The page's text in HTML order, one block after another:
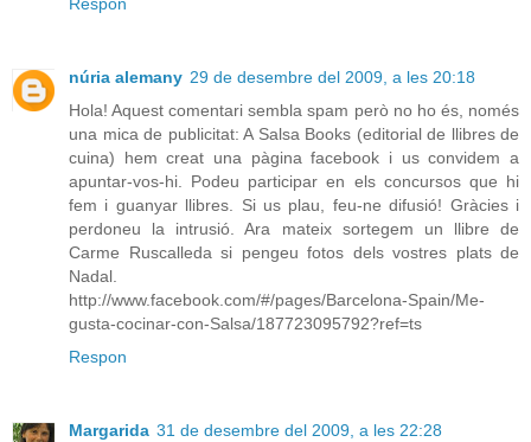
Respon
núria alemany 29 de desembre del 2009, a les 20:18
Hola! Aquest comentari sembla spam però no ho és, només
una mica de publicitat: A Salsa Books (editorial de llibres de
cuina) hem creat una pàgina facebook i us convidem a
apuntar-vos-hi. Podeu participar en els concursos que hi
fem i guanyar llibres. Si us plau, feu-ne difusió! Gràcies i
perdoneu la intrusió. Ara mateix sortegem un llibre de
Carme Ruscalleda si pengeu fotos dels vostres plats de
Nadal.
http://www.facebook.com/#/pages/Barcelona-Spain/Me-
gusta-cocinar-con-Salsa/187723095792?ref=ts
Respon
Margarida 31 de desembre del 2009, a les 22:28